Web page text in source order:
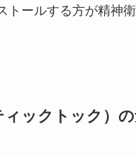
トールする方が精神
ィックトック）